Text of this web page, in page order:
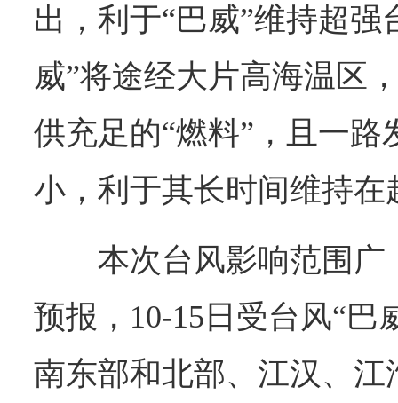
出，利于“巴威”维持超强
威”将途经大片高海温区
供充足的“燃料”，且一
小，利于其长时间维持在
本次台风影响范围
预报，10-15日受台风“巴
南东部和北部、江汉、